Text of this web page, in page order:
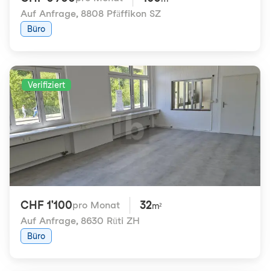
Auf Anfrage, 8808 Pfäffikon SZ
Büro
Verifiziert
CHF 1'100pro Monat 32m²
Auf Anfrage, 8630 Rüti ZH
Büro